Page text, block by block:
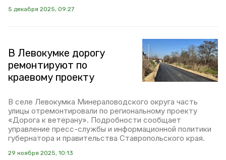
5 декабря 2025, 09:27
В Левокумке дорогу
ремонтируют по
краевому проекту
В селе Левокумка Минераловодского округа часть
улицы отремонтировали по региональному проекту
«Дорога к ветерану». Подробности сообщает
управление пресс-службы и информационной политики
губернатора и правительства Ставропольского края.
29 ноября 2025, 10:13